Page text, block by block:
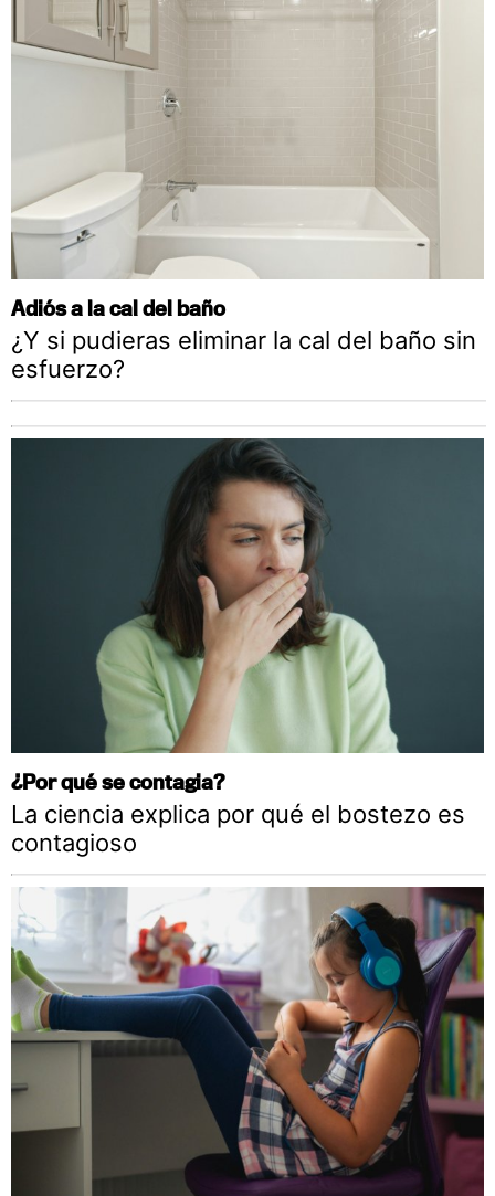
Adiós a la cal del baño
¿Y si pudieras eliminar la cal del baño sin
esfuerzo?
¿Por qué se contagia?
La ciencia explica por qué el bostezo es
contagioso